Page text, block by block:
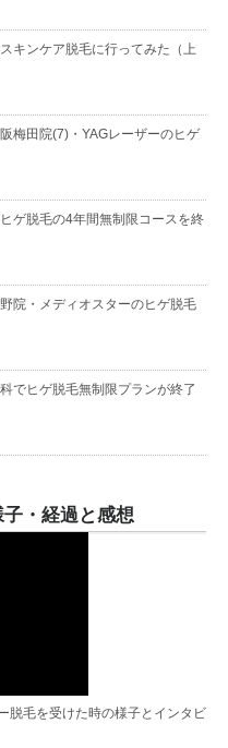
キンケア脱毛に行ってみた（上
梅田院(7)・YAGレーザーのヒゲ
ゲ脱毛の4年間無制限コースを終
院・メディオスターのヒゲ脱毛
でヒゲ脱毛無制限プランが終了
子・経過と感想
脱毛を受けた時の様子とインタビ